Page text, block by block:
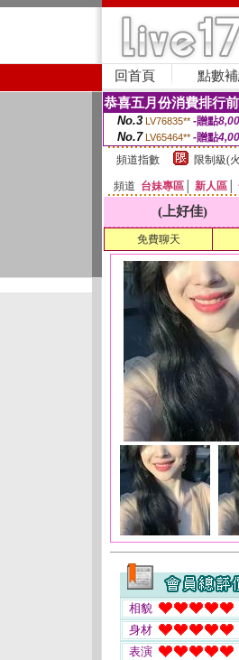
回首頁 點數
恭喜五月份消費排行
No.3 LV76835** -贈點
No.7 LV65464** -贈點
頻道指數
限制級(
頻道 台妹專區 新人區
(上好佳)
免費聊天
相貌
身材
表演